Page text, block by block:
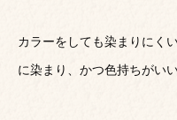
カラーをしても染まりにく
に染まり、かつ色持ちがい